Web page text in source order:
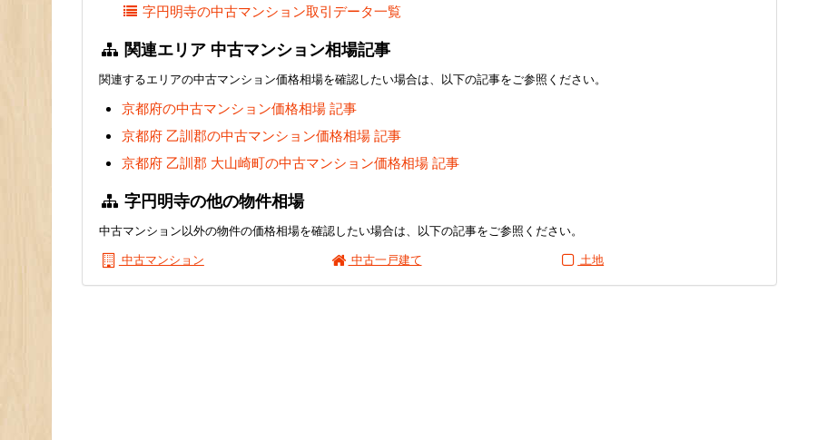
字円明寺の中古マンション取引データ一覧
関連エリア 中古マンション相場記事
関連するエリアの中古マンション価格相場を確認したい場合は、以下の記事をご参照ください。
京都府の中古マンション価格相場 記事
京都府 乙訓郡の中古マンション価格相場 記事
京都府 乙訓郡 大山崎町の中古マンション価格相場 記事
字円明寺の他の物件相場
中古マンション以外の物件の価格相場を確認したい場合は、以下の記事をご参照ください。
中古マンション
中古一戸建て 土地